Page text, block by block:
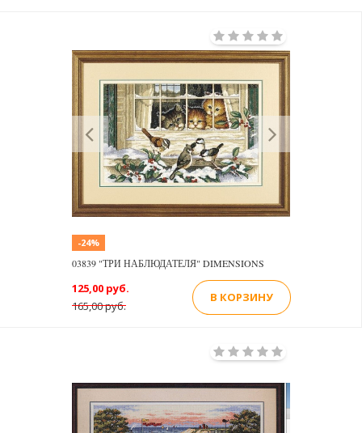
Previous
-24%
03839 "ТРИ НАБЛЮДАТЕЛЯ" DIMENSIONS
165,00 руб.
125,00 руб.
В КОРЗИНУ